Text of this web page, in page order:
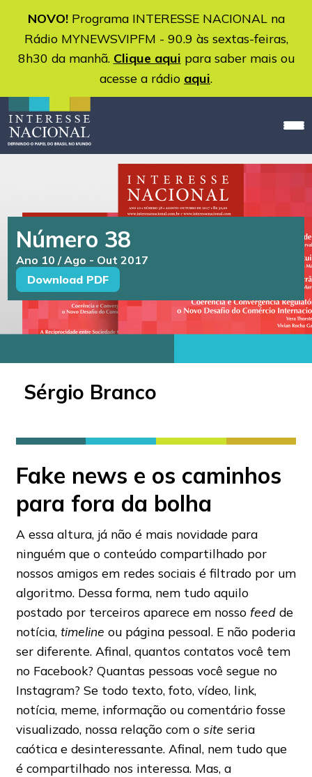
NOVO!Programa INTERESSE NACIONAL na
Rádio MYNEWSVIPFM - 90.9 às sextas-feiras,
8h30 da manhã. Clique aqui para saber mais ou
acesse a rádio aqui.
Número 38
Ano 10 / Ago - Out 2017
Download PDF
Sérgio Branco
Fake news e os caminhos
para fora da bolha
A essa altura, já não é mais novidade para
ninguém que o conteúdo compartilhado por
nossos amigos em redes sociais é filtrado por um
algoritmo. Dessa forma, nem tudo aquilo
postado por terceiros aparece em nossofeedde
notícia, timeline ou página pessoal. E não poderia
ser diferente. Afinal, quantos contatos você tem
no Facebook? Quantas pessoas você segue no
Instagram? Se todo texto, foto, vídeo, link,
notícia, meme, informação ou comentário fosse
visualizado, nossa relação com o site seria
caótica e desinteressante. Afinal, nem tudo que
é compartilhado nos interessa. Mas, a